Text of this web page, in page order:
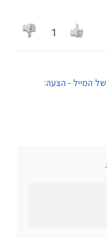
1
המייל - הצעה:
של מיילים
שלי כשמעולם לא
: